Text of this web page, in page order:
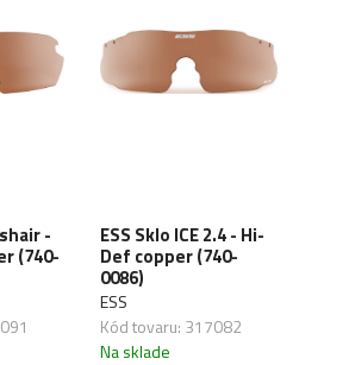
-
(740-
ESS Sklo ICE 2.4 - Hi-
Def copper (740-
0086)
ESS
Kód tovaru: 317082
Na sklade